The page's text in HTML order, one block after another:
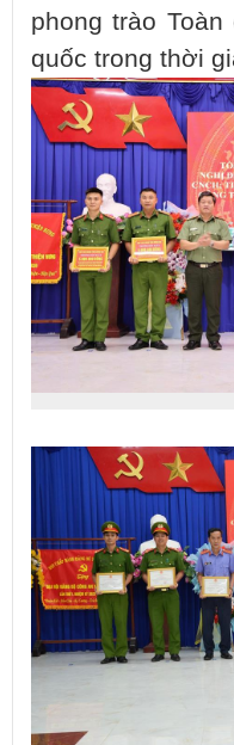
phong trào
quốc trong thời